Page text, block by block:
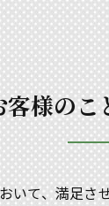
客様のこ
いて、満足さ